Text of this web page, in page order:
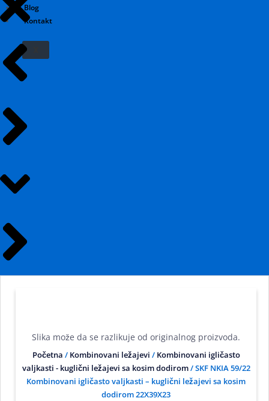
Blog
Kontakt
Slika može da se razlikuje od originalnog proizvoda.
Početna / Kombinovani ležajevi / Kombinovani igličasto
valjkasti - kuglični ležajevi sa kosim dodirom/ SKF NKIA 59/22
Kombinovani igličasto valjkasti – kuglični ležajevi sa kosim
dodirom 22X39X23